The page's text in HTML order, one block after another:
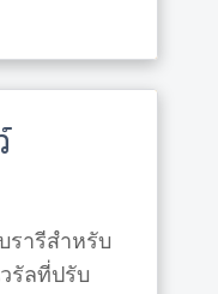
รารีสำหรับ
รัลที่ปรับ